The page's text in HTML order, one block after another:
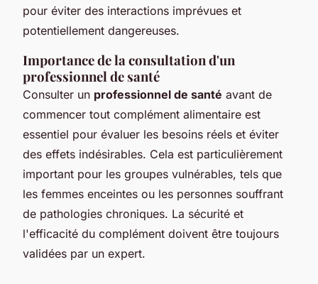
pour éviter des interactions imprévues et
potentiellement dangereuses.
Importance de la consultation d'un
professionnel de santé
Consulter un professionnel de santé avant de
commencer tout complément alimentaire est
essentiel pour évaluer les besoins réels et éviter
des effets indésirables. Cela est particulièrement
important pour les groupes vulnérables, tels que
les femmes enceintes ou les personnes souffrant
de pathologies chroniques. La sécurité et
l'efficacité du complément doivent être toujours
validées par un expert.